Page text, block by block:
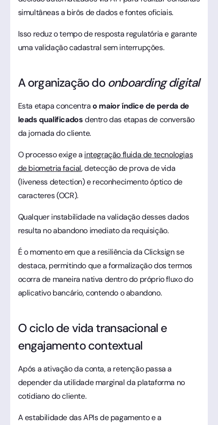
simultâneas a birôs de dados e fontes oficiais.
Isso reduz o tempo de resposta regulatória e garante
uma validação cadastral sem interrupções.
A organização doonboarding digital
Esta etapa concentrao maior índice de perda de
leads qualificadosdentro das etapas de conversão
da jornada do cliente.
O processo exige a integração fluida de tecnologias
de biometria facial, detecção de prova de vida
(liveness detection) e reconhecimento óptico de
caracteres (OCR).
Qualquer instabilidade na validação desses dados
resulta no abandono imediato da requisição.
É o momento em que a resiliência da Clicksign se
destaca, permitindo que a formalização dos termos
ocorra de maneira nativa dentro do próprio fluxo do
aplicativo bancário, contendo o abandono.
O ciclo de vida transacional e
engajamento contextual
Após a ativação da conta, a retenção passa a
depender da utilidade marginal da plataforma no
cotidiano do cliente.
A estabilidade das APIs de pagamento e a